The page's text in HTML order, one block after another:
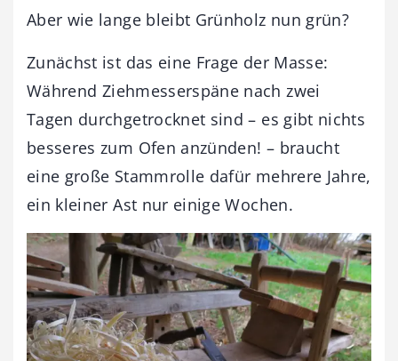
Aber wie lange bleibt Grünholz nun grün?
Zunächst ist das eine Frage der Masse:
Während Ziehmesserspäne nach zwei
Tagen durchgetrocknet sind – es gibt nichts
besseres zum Ofen anzünden! – braucht
eine große Stammrolle dafür mehrere Jahre,
ein kleiner Ast nur einige Wochen.